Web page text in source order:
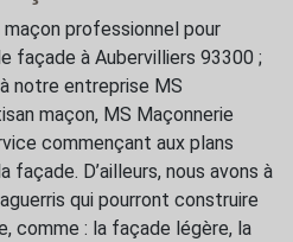
professionnel pour
façade à Aubervilliers 93300 ;
notre entreprise MS
maçon, MS Maçonnerie
commençant aux plans
façade. D’ailleurs, nous avons à
qui pourront construire
comme : la façade légère, la